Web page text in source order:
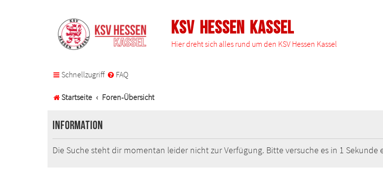
KSV Hessen Kassel
Hier dreht sich alles rund um den KSV Hessen Kassel
Schnellzugriff FAQ
Startseite Foren-Übersicht
Information
Die Suche steht dir momentan leider nicht zur Verfügung. Bitte versuche es in 1 Sekunde